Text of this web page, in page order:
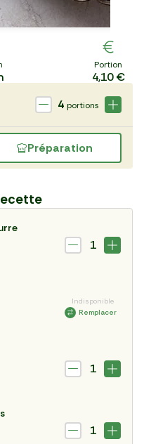
Portion
4,10 €
Préparation
4 portions
1
Indisponible
Remplacer
1
1